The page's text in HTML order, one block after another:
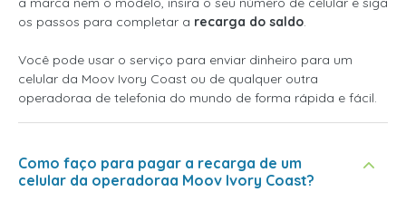
os passos para completar a recarga do saldo.
Você pode usar o serviço para enviar dinheiro para um
celular da Moov Ivory Coast ou de qualquer outra
operadoraa de telefonia do mundo de forma rápida e fácil.
Como faço para pagar a recarga de um
celular da operadoraa Moov Ivory Coast?